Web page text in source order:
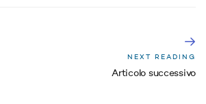
NEXT READING
Articolo successivo